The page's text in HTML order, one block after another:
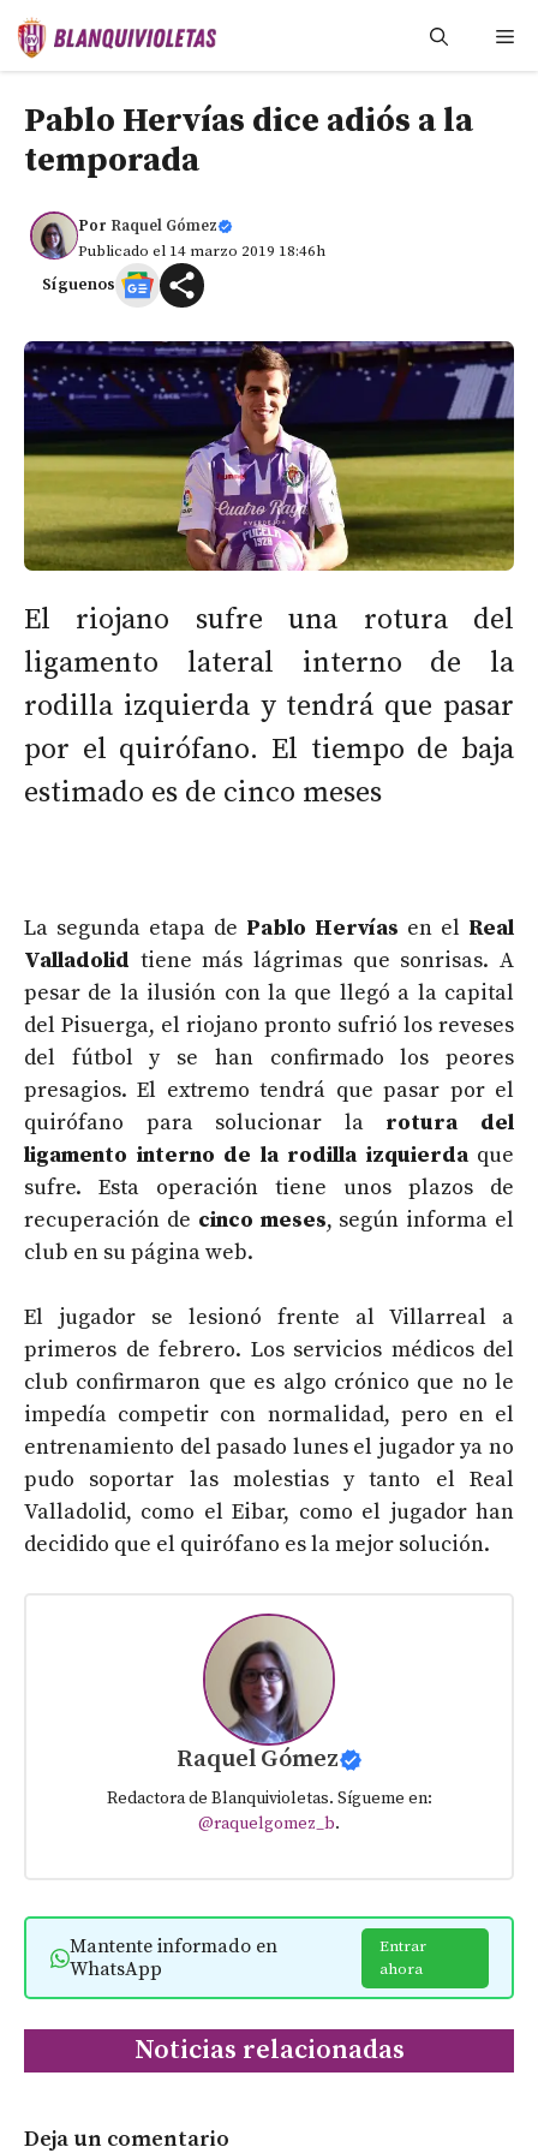
Saltar
Pablo Hervías dice adiós a la
temporada
Por Raquel Gómez
Publicado el 14 marzo 2019 18:46h
Síguenos
El riojano sufre una rotura del
ligamento lateral interno de la
rodilla izquierda y tendrá que pasar
por el quirófano. El tiempo de baja
estimado es de cinco meses
La segunda etapa de Pablo Hervías en el Real
Valladolid tiene más lágrimas que sonrisas. A
pesar de la ilusión con la que llegó a la capital
del Pisuerga, el riojano pronto sufrió los reveses
del fútbol y se han confirmado los peores
presagios. El extremo tendrá que pasar por el
quirófano para solucionar larotura del
ligamento interno de la rodilla izquierdaque
sufre. Esta operación tiene unos plazos de
recuperación de cinco meses, según informa el
club en su página web.
El jugador se lesionó frente al Villarreal a
primeros de febrero. Los servicios médicos del
club confirmaron que es algo crónico que no le
impedía competir con normalidad, pero en el
entrenamiento del pasado lunes el jugador ya no
pudo soportar las molestias y tanto el Real
Valladolid, como el Eibar, como el jugador han
decidido que el quirófano es la mejor solución.
Raquel Gómez
Redactora de Blanquivioletas. Sígueme en:
@raquelgomez_b.
Mantente informado en
WhatsApp
Entrar
ahora
Noticias relacionadas
Deja un comentario